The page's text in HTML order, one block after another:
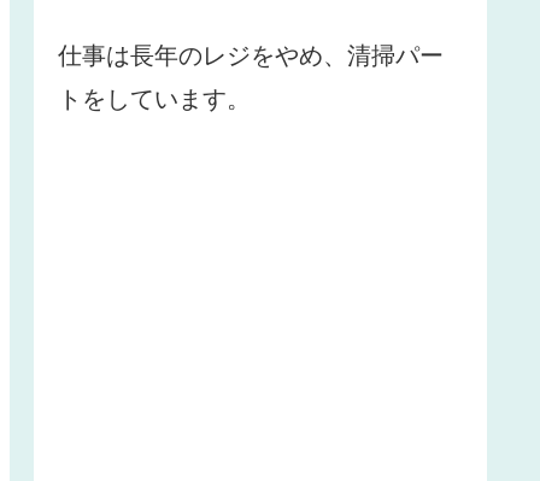
仕事は長年のレジをやめ、清掃パー
トをしています。